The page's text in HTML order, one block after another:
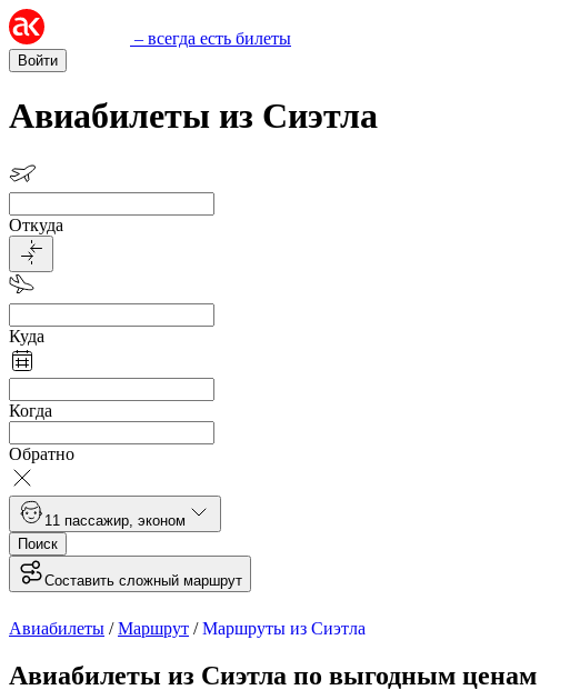
– всегда есть билеты
Войти
Авиабилеты из Сиэтла
Откуда
Куда
Когда
Обратно
1 1 пассажир эконом
Поиск
Составить сложный маршрут
Авиабилеты /Маршрут /Маршруты из Сиэтла
Авиабилеты из Сиэтла по выгодным ценам